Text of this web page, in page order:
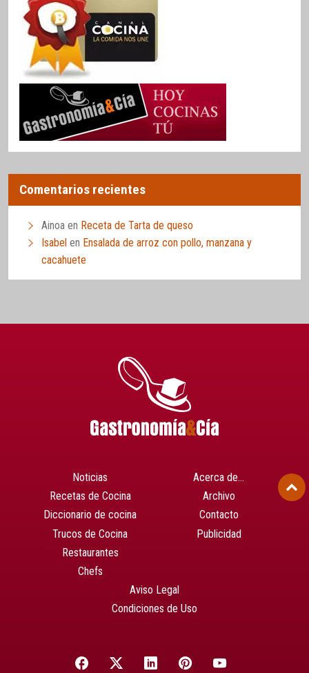
Comentarios recientes
Ainoa en Receta de Tarta de queso
Isabel en Ensalada de arroz con pollo, manzana y
cacahuete
Noticias
Recetas de Cocina
Diccionario de cocina
Trucos de Cocina
Restaurantes
Chefs
Acerca de…
Archivo
Contacto
Publicidad
Aviso Legal
Condiciones de Uso